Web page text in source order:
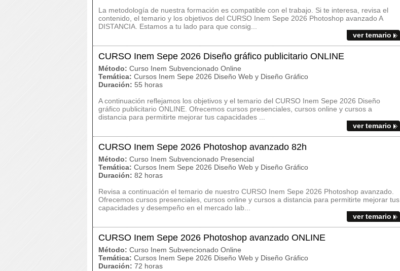
La metodología de nuestra formación es compatible con el trabajo. Si te interesa, revisa el
contenido, el temario y los objetivos del CURSO Inem Sepe 2026 Photoshop avanzado A
DISTANCIA. Estamos a tu lado para que consig...
ver temario
CURSO Inem Sepe 2026 Diseño gráfico publicitario ONLINE
Método: Curso Inem Subvencionado Online
Temática: Cursos Inem Sepe 2026 Diseño Web y Diseño Gráfico
Duración: 55 horas
A continuación reflejamos los objetivos y el temario del CURSO Inem Sepe 2026 Diseño
gráfico publicitario ONLINE. Ofrecemos cursos presenciales, cursos online y cursos a
distancia para permitirte mejorar tus capacidades ...
ver temario
CURSO Inem Sepe 2026 Photoshop avanzado 82h
Método: Curso Inem Subvencionado Presencial
Temática: Cursos Inem Sepe 2026 Diseño Web y Diseño Gráfico
Duración: 82 horas
Revisa a continuación el temario de nuestro CURSO Inem Sepe 2026 Photoshop avanzado.
Ofrecemos cursos presenciales, cursos online y cursos a distancia para permitirte mejorar tus
capacidades y desempeño en el mercado lab...
ver temario
CURSO Inem Sepe 2026 Photoshop avanzado ONLINE
Método: Curso Inem Subvencionado Online
Temática: Cursos Inem Sepe 2026 Diseño Web y Diseño Gráfico
Duración: 72 horas